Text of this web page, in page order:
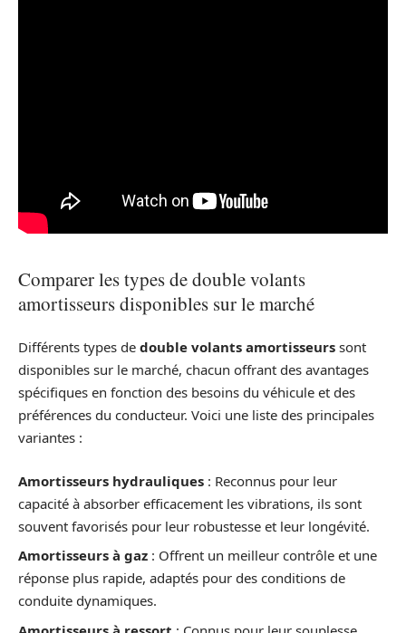
Comparer les types de double volants
amortisseurs disponibles sur le marché
Différents types de double volants amortisseurs sont
disponibles sur le marché, chacun offrant des avantages
spécifiques en fonction des besoins du véhicule et des
préférences du conducteur. Voici une liste des principales
variantes :
Amortisseurs hydrauliques : Reconnus pour leur
capacité à absorber efficacement les vibrations, ils sont
souvent favorisés pour leur robustesse et leur longévité.
Amortisseurs à gaz : Offrent un meilleur contrôle et une
réponse plus rapide, adaptés pour des conditions de
conduite dynamiques.